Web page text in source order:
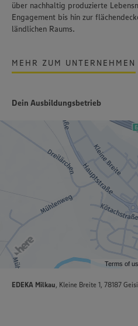
über nachhaltig produzierte
Engagement bis hin zur
ländlichen Raums.
MEHR ZUM UNTERNEHMEN
Dein Ausbildungsbetrieb
Terms of
EDEKA Milkau, Kleine Breite 1, 78187